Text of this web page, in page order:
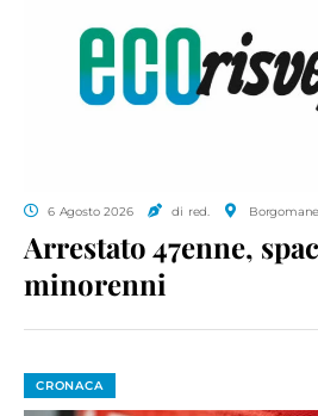
6 Agosto 2026 di red.
Arrestato 47enne,
minorenni
CRONACA